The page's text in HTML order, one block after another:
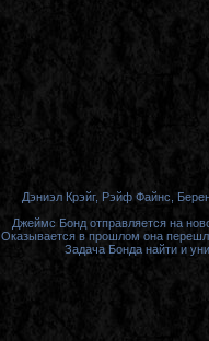
Дэниэл Крэйг, Рэйф Файнс,
Джеймс Бонд отправляется на
Оказывается в прошлом она
Задача Бонда найти и